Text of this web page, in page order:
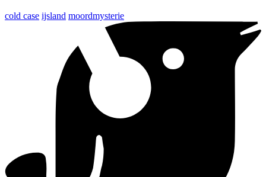
cold case ijsland moordmysterie